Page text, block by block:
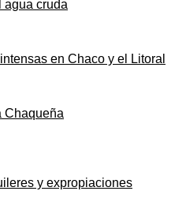
agua cruda
en Chaco y el Litoral
Chaqueña
y expropiaciones